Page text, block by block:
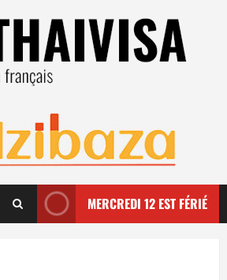
MERCREDI 12 EST FÉRIÉ